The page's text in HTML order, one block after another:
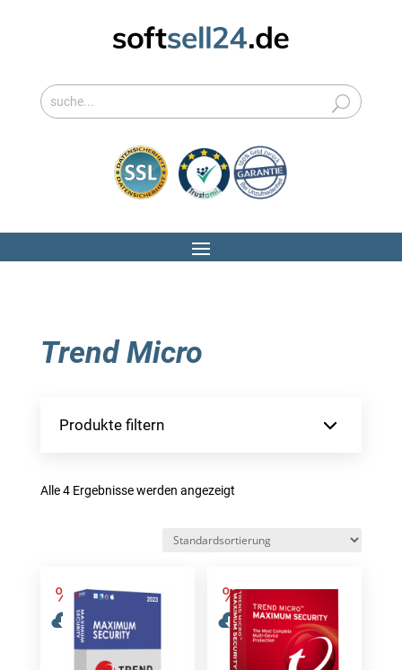
Trend Micro
Produkte filtern
Alle 4 Ergebnisse werden angezeigt